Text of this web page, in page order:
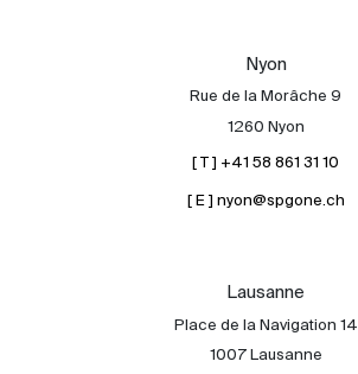
Nyon
Rue de la Morâche 9
1260 Nyon
[ T ] +41 58 861 31 10
[ E ] nyon@spgone.ch
Lausanne
Place de la Navigation 14
1007 Lausanne